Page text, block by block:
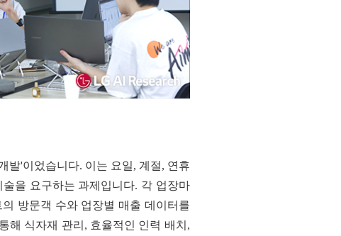
발'이었습니다. 이는 요일, 계절, 연휴
을 요구하는 과제입니다. 각 업장마
방문객 수와 업장별 매출 데이터를
해 식자재 관리, 효율적인 인력 배치,